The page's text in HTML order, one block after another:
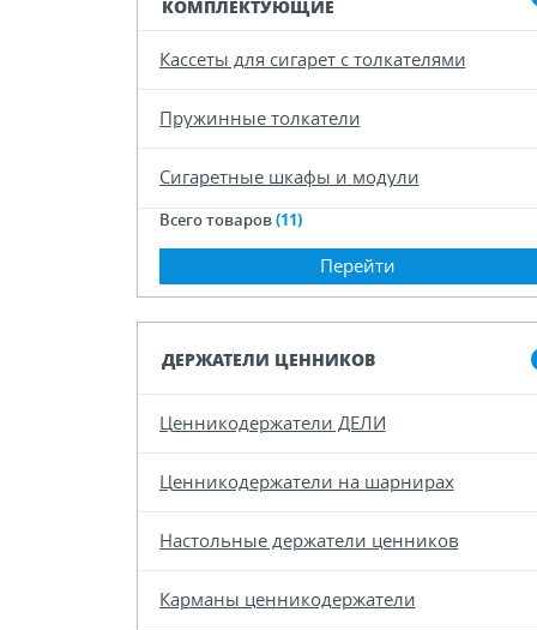
КОМПЛЕКТУЮЩИЕ
Кассеты для сигарет с толкателями
Пружинные толкатели
Сигаретные шкафы и модули
Всего товаров(11)
Перейти
ДЕРЖАТЕЛИ ЦЕННИКОВ
Ценникодержатели ДЕЛИ
Ценникодержатели на шарнирах
Настольные держатели ценников
Карманы ценникодержатели